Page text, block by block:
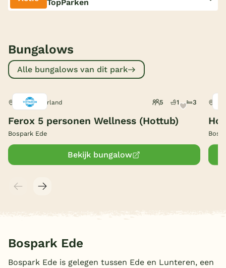
Nederland
Limburg
Onze e-boeken
TopParken
Bungalows
Alle bungalows van dit park
Ede, Gelderland 5 1 3
Ferox 5 personen Wellness (Hottub)
Bospark Ede
Bekijk bungalow
Bospark Ede
Bospark Ede is gelegen tussen Ede en Lunteren, een